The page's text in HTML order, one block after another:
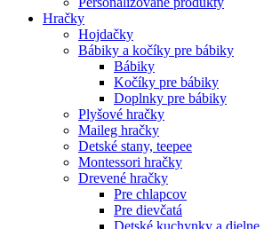
Hračky
Hojdačky
Bábiky a kočíky pre bábiky
Bábiky
Kočíky pre bábiky
Doplnky pre bábiky
Plyšové hračky
Maileg hračky
Detské stany, teepee
Montessori hračky
Drevené hračky
Pre chlapcov
Pre dievčatá
Detské kuchynky a dielne